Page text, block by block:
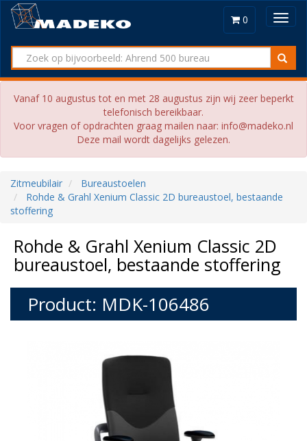
0
Vanaf 10 augustus tot en met 28 augustus zijn wij zeer beperkt
telefonisch bereikbaar.
Voor vragen of opdrachten graag mailen naar: info@madeko.nl
Deze mail wordt dagelijks gelezen.
Zitmeubilair
Bureaustoelen
Rohde & Grahl Xenium Classic 2D bureaustoel, bestaande
stoffering
Rohde & Grahl Xenium Classic 2D
bureaustoel, bestaande stoffering
Product: MDK-106486